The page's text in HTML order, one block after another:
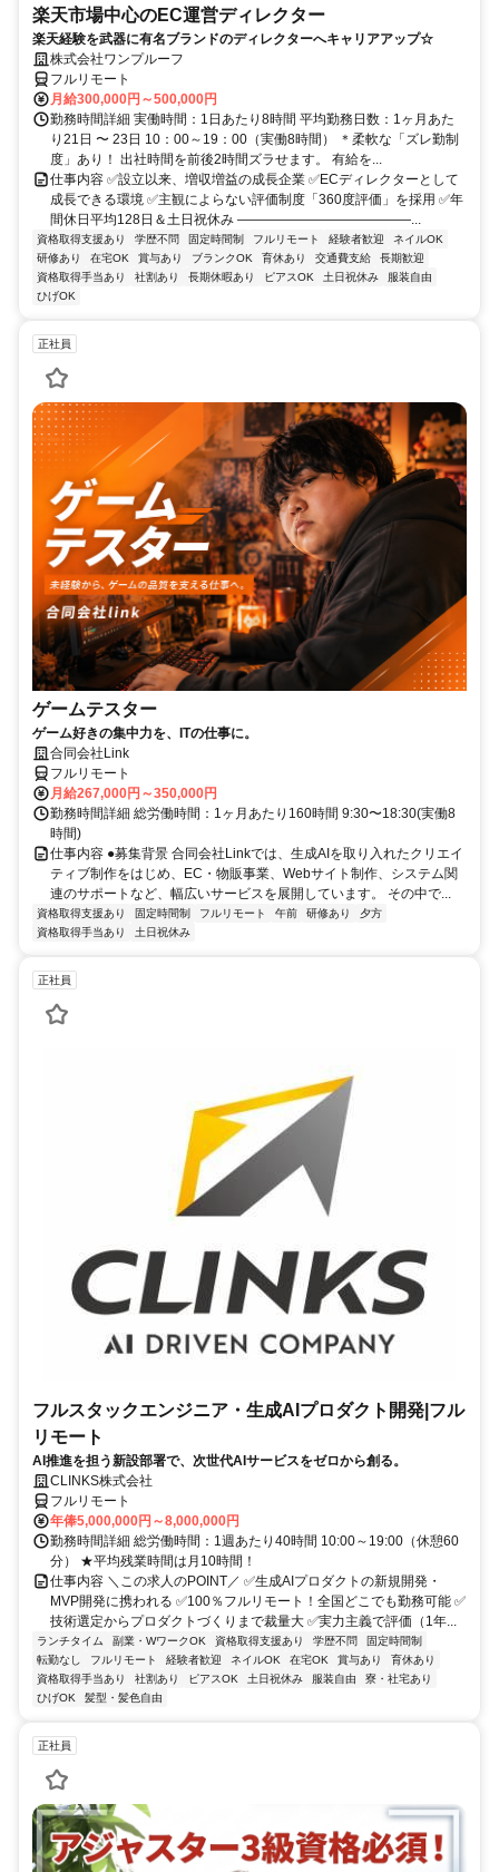
楽天市場中心のEC運営ディレクター
楽天経験を武器に有名ブランドのディレクターへキャリアアップ☆
株式会社ワンプルーフ
フルリモート
月給300,000円～500,000円
勤務時間詳細 実働時間：1日あたり8時間 平均勤務日数：1ヶ月あた
り21日 〜 23日 10：00～19：00（実働8時間） ＊柔軟な「ズレ勤制
度」あり！ 出社時間を前後2時間ズラせます。 有給を...
仕事内容 ✅設立以来、増収増益の成長企業 ✅ECディレクターとして
成長できる環境 ✅主観によらない評価制度「360度評価」を採用 ✅年
間休日平均128日＆土日祝休み ―――――――――――――...
資格取得支援あり 学歴不問 固定時間制 フルリモート 経験者歓迎
ネイルOK
研修あり
在宅OK 賞与あり ブランクOK 育休あり 交通費支給
長期歓迎
資格取得手当あり
社割あり 長期休暇あり ピアスOK 土日祝休み
服装自由
ひげOK
正社員
ゲームテスター
ゲーム好きの集中力を、ITの仕事に。
合同会社Link
フルリモート
月給267,000円～350,000円
勤務時間詳細 総労働時間：1ヶ月あたり160時間 9:30〜18:30(実働8
時間)
仕事内容 ●募集背景 合同会社Linkでは、生成AIを取り入れたクリエイ
ティブ制作をはじめ、EC・物販事業、Webサイト制作、システム関
連のサポートなど、幅広いサービスを展開しています。 その中で...
資格取得支援あり 固定時間制 フルリモート 午前 研修あり
夕方
資格取得手当あり
土日祝休み
正社員
フルスタックエンジニア・生成AIプロダクト開発|フル
リモート
AI推進を担う新設部署で、次世代AIサービスをゼロから創る。
CLINKS株式会社
フルリモート
年俸5,000,000円～8,000,000円
勤務時間詳細 総労働時間：1週あたり40時間 10:00～19:00（休憩60
分） ★平均残業時間は月10時間！
仕事内容 ＼この求人のPOINT／ ✅生成AIプロダクトの新規開発・
MVP開発に携われる ✅100％フルリモート！全国どこでも勤務可能 ✅
技術選定からプロダクトづくりまで裁量大 ✅実力主義で評価（1年...
ランチタイム 副業・WワークOK 資格取得支援あり 学歴不問
固定時間制
転勤なし
フルリモート 経験者歓迎 ネイルOK 在宅OK 賞与あり
育休あり
資格取得手当あり
社割あり ピアスOK 土日祝休み 服装自由
寮・社宅あり
ひげOK
髪型・髪色自由
正社員